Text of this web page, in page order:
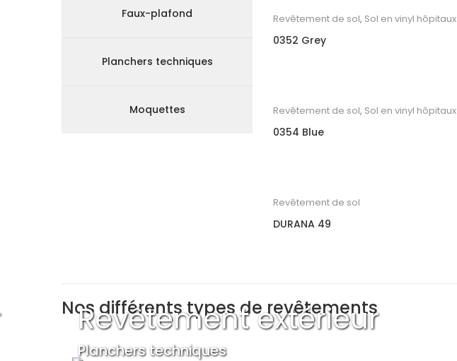
Faux-plafond
Planchers techniques
Moquettes
Revêtement de sol, Sol en vinyl hôpitaux
0352 Grey
Revêtement de sol, Sol en vinyl hôpitaux
0354 Blue
Revêtement de sol
DURANA 49
Nos différents types de revêtements
Revêtement extérieur
Planchers techniques